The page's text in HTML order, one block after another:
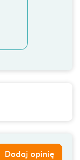
Dodaj opinię